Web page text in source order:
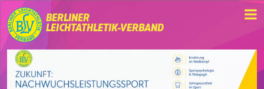
BERLINER
LEICHTATHLETIK-VERBAND